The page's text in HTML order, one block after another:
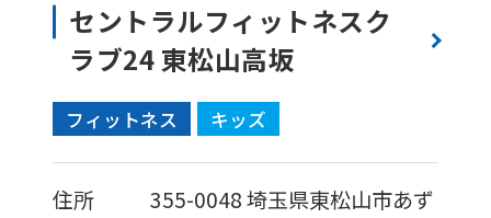
セントラルフィットネスク
ラブ24 東松山高坂
フィットネス キッズ
住所 355-0048埼玉県東松山市あず